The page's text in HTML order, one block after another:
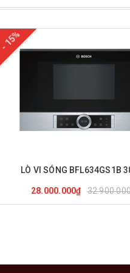
- 15%
LÒ VI SÓNG BFL634GS1B
28.000.000₫